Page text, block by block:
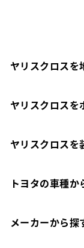
ヤリスクロスを
ヤリスクロスを
ヤリスクロスを
トヨタの車種か
メーカーから探